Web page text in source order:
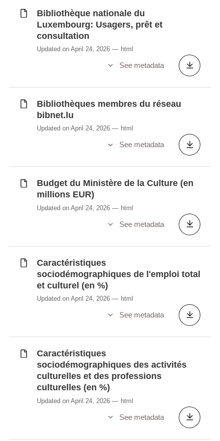
nationalité
Synchronisé automatiquement depuis la
Bibliothèque nationale du
Luxembourg: Usagers, prêt et
consultation
Updated on April 24, 2026 html
See metadata
Bibliothèques membres du réseau
bibnet.lu
Updated on April 24, 2026 html
See metadata
Budget du Ministère de la Culture (en
millions EUR)
Updated on April 24, 2026 html
See metadata
Caractéristiques
sociodémographiques de l'emploi total
et culturel (en %)
Updated on April 24, 2026 html
See metadata
Caractéristiques
sociodémographiques des activités
culturelles et des professions
culturelles (en %)
Updated on April 24, 2026 html
See metadata